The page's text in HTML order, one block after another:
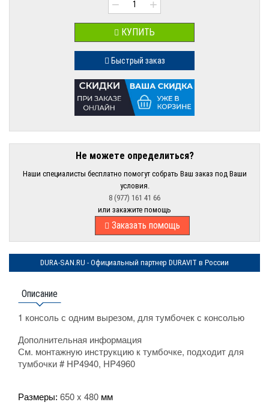
− +
КУПИТЬ
Быстрый заказ
Не можете определиться?
Наши специалисты бесплатно помогут собрать Ваш заказ под Ваши
условия.
8 (977) 161 41 66
или закажите помощь
Заказать помощь
DURA-SAN.RU - Официальный партнер DURAVIT в России
Описание
1 консоль с одним вырезом, для тумбочек с консолью
Дополнительная информация
См. монтажную инструкцию к тумбочке, подходит для
тумбочки # HP4940, HP4960
Размеры: 650 x 480 мм